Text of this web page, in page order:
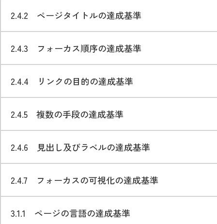
2.4.2 ページタイトルの達成基準
2.4.3 フォーカス順序の達成基準
2.4.4 リンクの目的の達成基準
2.4.5 複数の手段の達成基準
2.4.6 見出し及びラベルの達成基準
2.4.7 フォーカスの可視化の達成基準
3.1.1 ページの言語の達成基準